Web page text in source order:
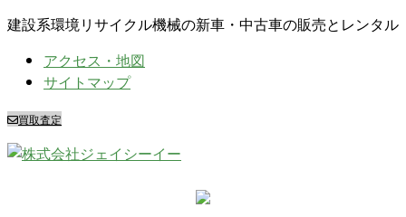
建設系環境リサイクル機械の新車・中古車の販売とレンタル
アクセス・地図
サイトマップ
買取査定